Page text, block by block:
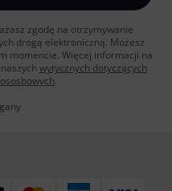
zgodę na otrzymywanie
drogą elektroniczną. Możesz
momencie. Więcej informacji na
wytycznych dotyczących
.